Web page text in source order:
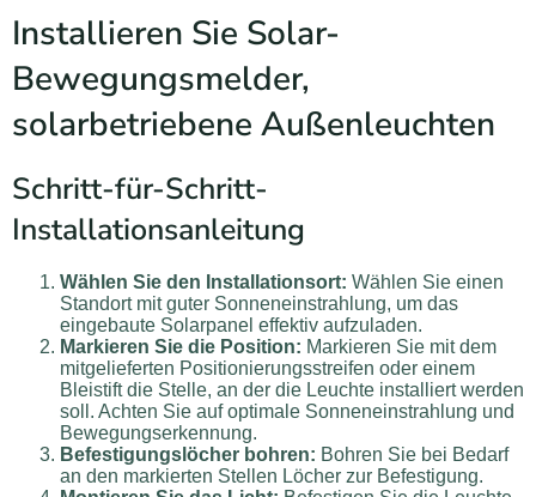
Installieren Sie Solar-
Bewegungsmelder,
solarbetriebene Außenleuchten
Schritt-für-Schritt-
Installationsanleitung
Wählen Sie den Installationsort: Wählen Sie einen
Standort mit guter Sonneneinstrahlung, um das
eingebaute Solarpanel effektiv aufzuladen.
Markieren Sie die Position: Markieren Sie mit dem
mitgelieferten Positionierungsstreifen oder einem
Bleistift die Stelle, an der die Leuchte installiert werden
soll. Achten Sie auf optimale Sonneneinstrahlung und
Bewegungserkennung.
Befestigungslöcher bohren: Bohren Sie bei Bedarf
an den markierten Stellen Löcher zur Befestigung.